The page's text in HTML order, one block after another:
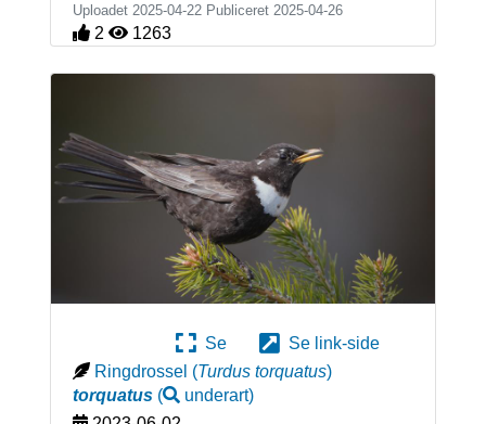
Uploadet 2025-04-22 Publiceret 2025-04-26
2 1263
Se
Se link-side
Ringdrossel (Turdus torquatus)
torquatus( underart)